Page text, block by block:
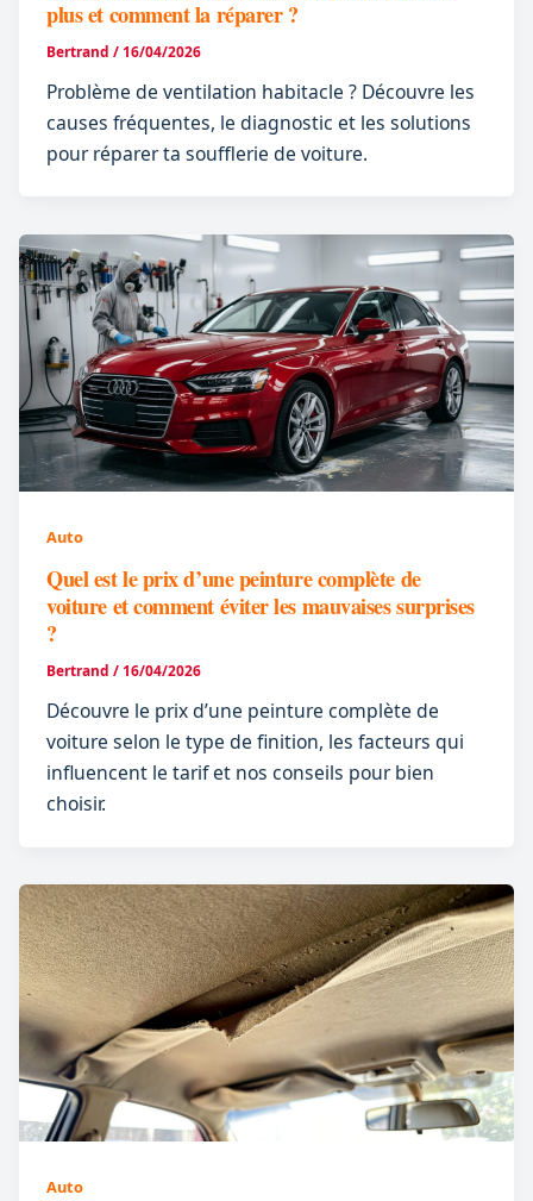
plus et comment la réparer ?
Bertrand/16/04/2026
Problème de ventilation habitacle ? Découvre les
causes fréquentes, le diagnostic et les solutions
pour réparer ta soufflerie de voiture.
Auto
Quel est le prix d’une peinture complète de
voiture et comment éviter les mauvaises surprises
?
Bertrand/16/04/2026
Découvre le prix d’une peinture complète de
voiture selon le type de finition, les facteurs qui
influencent le tarif et nos conseils pour bien
choisir.
Auto